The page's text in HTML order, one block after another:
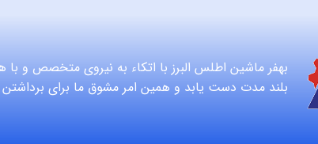
بهفر ماشین اطلس البرز با اتکاء به نیروی متخصص و
بلند مدت دست یابد و همین امر مشوق ما برای